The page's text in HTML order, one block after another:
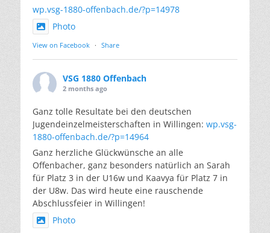
wp.vsg-1880-offenbach.de/?p=14978
Photo
View on Facebook · Share
VSG 1880 Offenbach
2 months ago
Ganz tolle Resultate bei den deutschen
Jugendeinzelmeisterschaften in Willingen: wp.vsg-
1880-offenbach.de/?p=14964
Ganz herzliche Glückwünsche an alle
Offenbacher, ganz besonders natürlich an Sarah
für Platz 3 in der U16w und Kaavya für Platz 7 in
der U8w. Das wird heute eine rauschende
Abschlussfeier in Willingen!
Photo